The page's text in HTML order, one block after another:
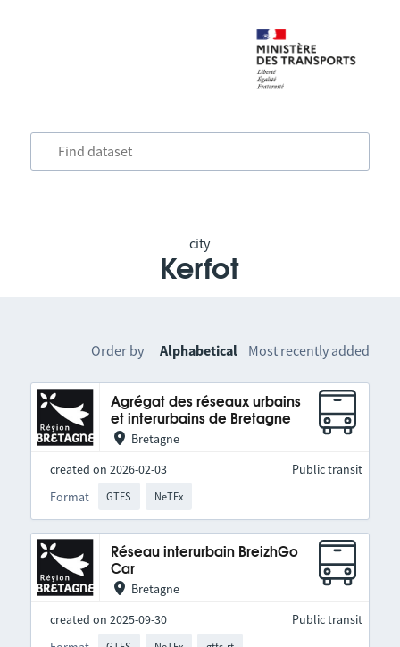
city
Kerfot
Order by Alphabetical Most recently added
Agrégat des réseaux urbains
et interurbains de Bretagne
Bretagne
created on 2026-02-03
Format
GTFS NeTEx
Public transit
Réseau interurbain BreizhGo
Car
Bretagne
created on 2025-09-30
Public transit